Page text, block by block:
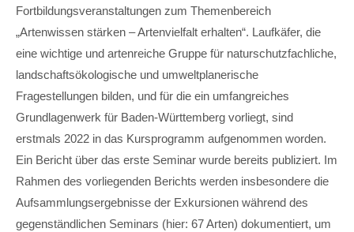
We offer support for our customers
Mon - Fri 8:00am - 5:00pm(GMT +1)
Get in touch
Cybersteel Inc.
376-293 City Road, Suite 600
San Francisco, CA 94102
Have any questions?
+44 1234 567 890
Fortbildungsveranstaltungen zum Themenbereich
„Artenwissen stärken – Artenvielfalt erhalten“. Laufkäfer, die
eine wichtige und artenreiche Gruppe für naturschutzfachliche,
landschaftsökologische und umweltplanerische
Fragestellungen bilden, und für die ein umfangreiches
Grundlagenwerk für Baden-Württemberg vorliegt, sind
erstmals 2022 in das Kursprogramm aufgenommen worden.
Ein Bericht über das erste Seminar wurde bereits publiziert. Im
Rahmen des vorliegenden Berichts werden insbesondere die
Aufsammlungsergebnisse der Exkursionen während des
gegenständlichen Seminars (hier: 67 Arten) dokumentiert, um